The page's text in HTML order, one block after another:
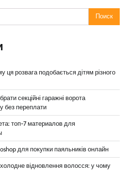
ця розвага подобається дітям різного
секційні гаражні ворота
без переплати
топ-7 материалов для
для покупки паяльників онлайн
відновлення волосся: у чому